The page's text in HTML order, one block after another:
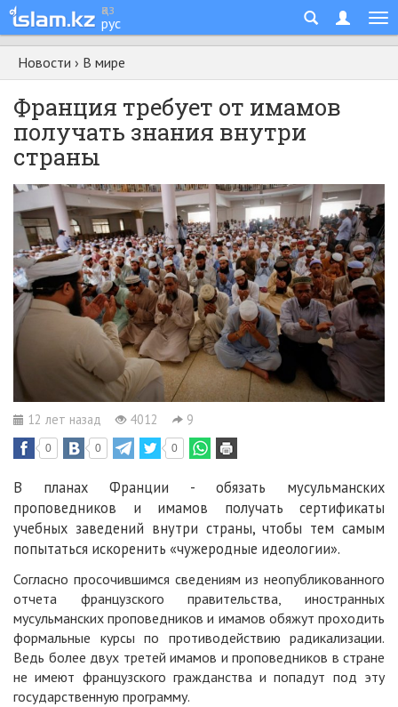
қаз
рус
Новости › В мире
Франция требует от имамов
получать знания внутри
страны
12 лет назад 4012 9
0 0 0
В планах Франции - обязать мусульманских
проповедников и имамов получать сертификаты
учебных заведений внутри страны, чтобы тем самым
попытаться искоренить «чужеродные идеологии».
Согласно просочившимся сведениям из неопубликованного
отчета французского правительства, иностранных
мусульманских проповедников и имамов обяжут проходить
формальные курсы по противодействию радикализации.
Ведь более двух третей имамов и проповедников в стране
не имеют французского гражданства и попадут под эту
государственную программу.